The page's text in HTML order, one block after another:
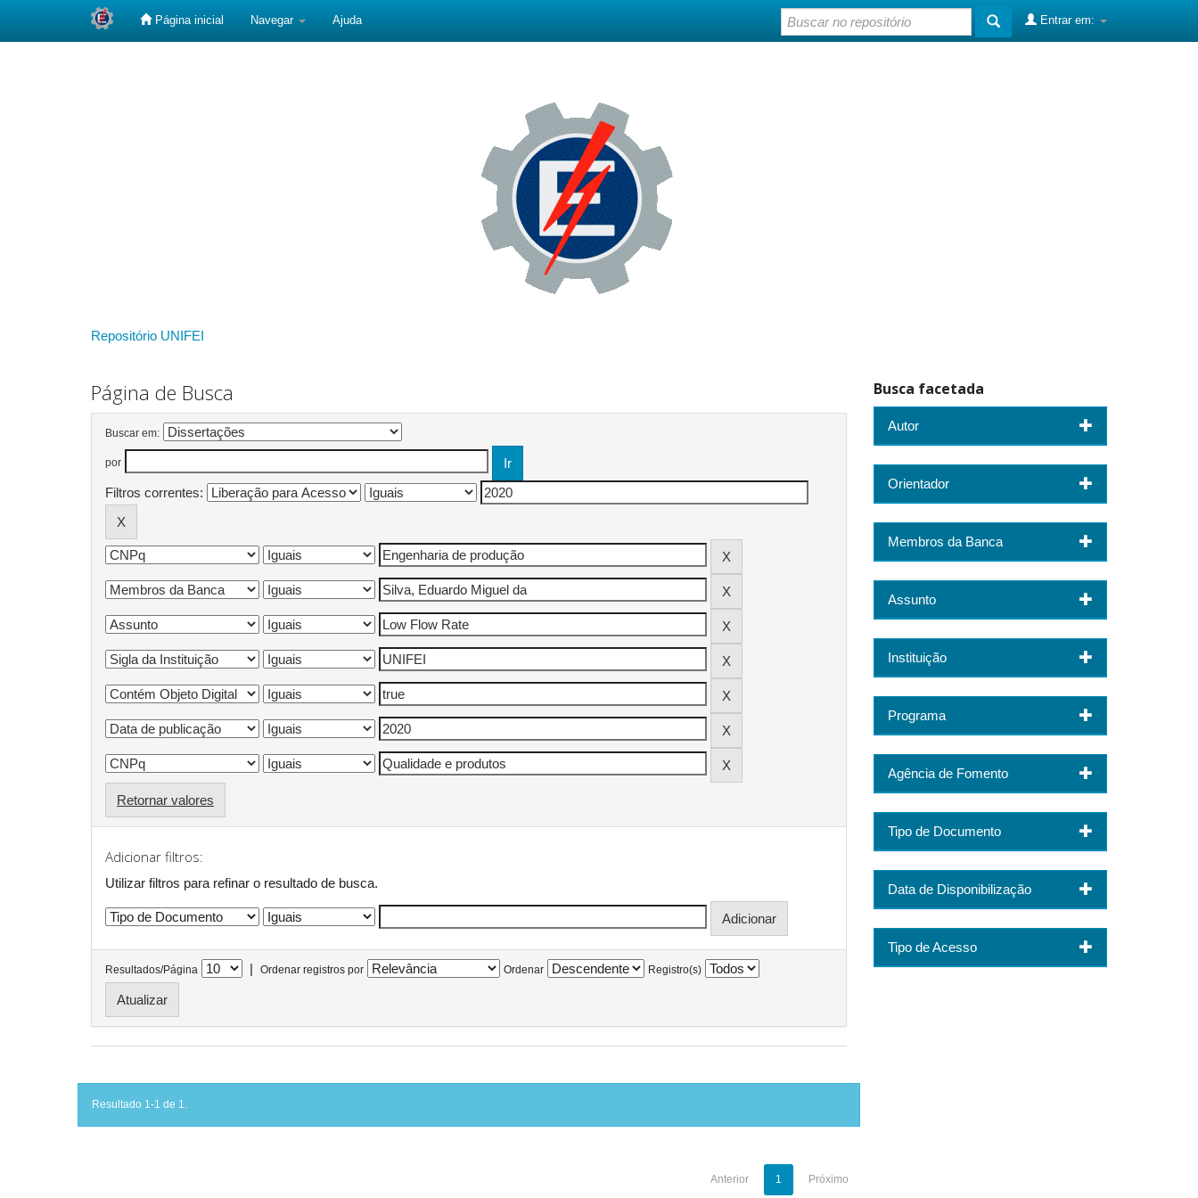
Página inicial Navegar Ajuda Entrar em:
Repositório UNIFEI
Página de Busca
Buscar em:
por
Filtros correntes:
Retornar valores
Adicionar filtros:
Utilizar filtros para refinar o resultado de busca.
Resultados/Página | Ordenar registros por Ordenar Registro(s)
Resultado 1-1 de 1.
Anterior 1 Próximo
Busca facetada
Autor
Orientador
Membros da Banca
Assunto
Instituição
Programa
Agência de Fomento
Tipo de Documento
Data de Disponibilização
Tipo de Acesso